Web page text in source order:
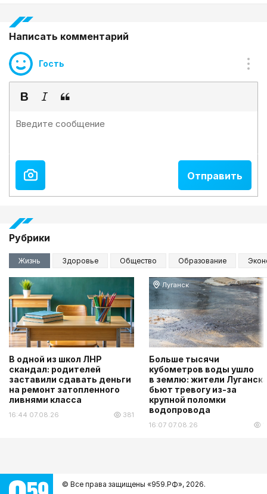
Написать комментарий
Гость
Рубрики
Жизнь Здоровье Общество Образование
В одной из школ ЛНР
скандал: родителей
заставили сдавать деньги
на ремонт затопленного
ливнями класса
16:44 07.08.26 381
Луганск
Больше тысячи
кубометров воды ушло
в землю: жители
бьют тревогу из-за
крупной поломки
водопровода
16:07 07.08.26
© Все права защищены «959.РФ», 2026.